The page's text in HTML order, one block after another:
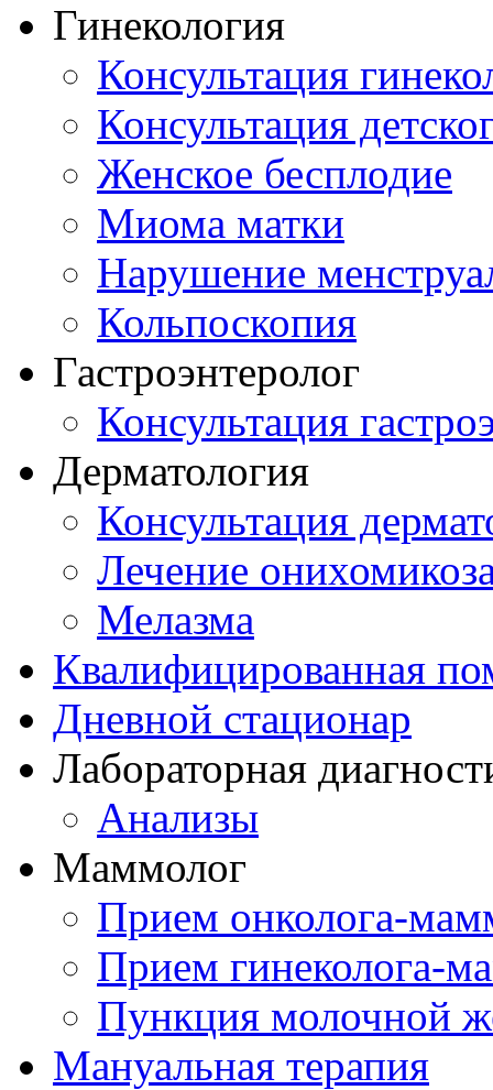
Гинекология
Консультация
Консультация
Женское бесплодие
Миома матки
Нарушение
Кольпоскопия
Гастроэнтеролог
Консультация
Дерматология
Консультация
Лечение
Мелазма
Квалифицированная
Дневной стационар
Лабораторная
Анализы
Маммолог
Прием онколога-
Прием гинеколога-
Пункция молочной
Мануальная терапия